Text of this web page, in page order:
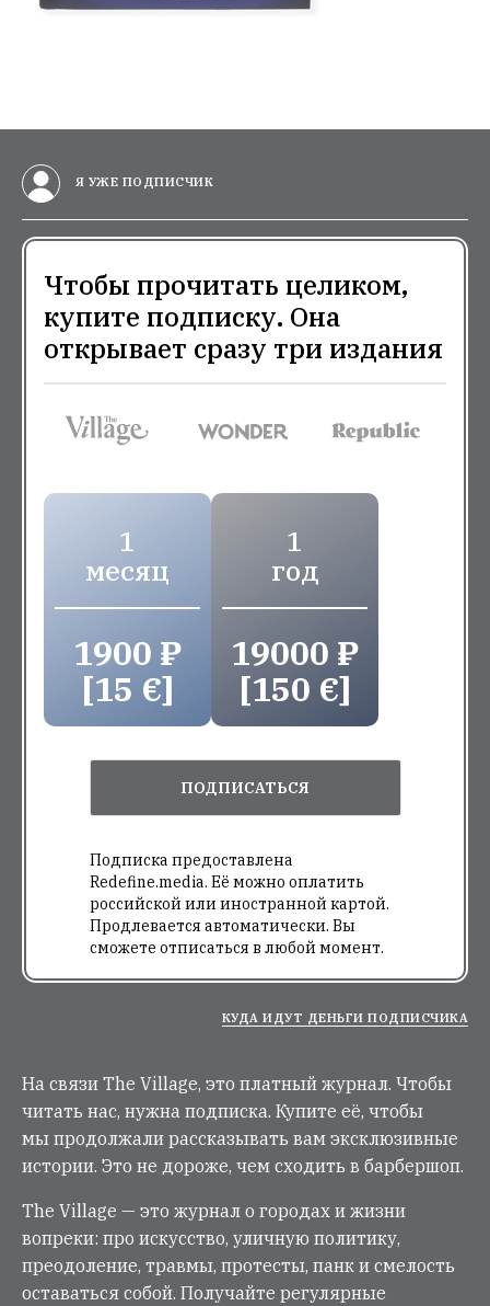
Я УЖЕ ПОДПИСЧИК
Чтобы прочитать целиком,
купите подписку. Она
открывает сразу три издания
1
месяц
1900 ₽
[15 €]
1
год
19000 ₽
[150 €]
ПОДПИСАТЬСЯ
Подписка предоставлена
Redefine.media. Её можно оплатить
российской или иностранной картой.
Продлевается автоматически. Вы
сможете отписаться в любой момент.
КУДА ИДУТ ДЕНЬГИ ПОДПИСЧИКА
На связи The Village, это платный журнал. Чтобы
читать нас, нужна подписка. Купите её, чтобы
мы продолжали рассказывать вам эксклюзивные
истории. Это не дороже, чем сходить в барбершоп.
The Village — это журнал о городах и жизни
вопреки: про искусство, уличную политику,
преодоление, травмы, протесты, панк и смелость
оставаться собой. Получайте регулярные